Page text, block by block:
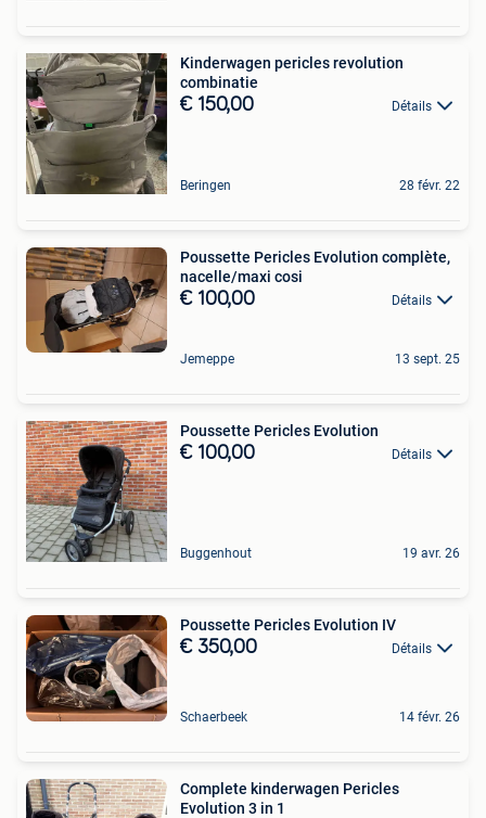
Kinderwagen pericles revolution
combinatie
€ 150,00 Détails
Beringen 28 févr. 22
Poussette Pericles Evolution complète,
nacelle/maxi cosi
€ 100,00 Détails
Jemeppe 13 sept. 25
Poussette Pericles Evolution
€ 100,00 Détails
Buggenhout 19 avr. 26
Poussette Pericles Evolution IV
€ 350,00 Détails
Schaerbeek 14 févr. 26
Complete kinderwagen Pericles
Evolution 3 in 1